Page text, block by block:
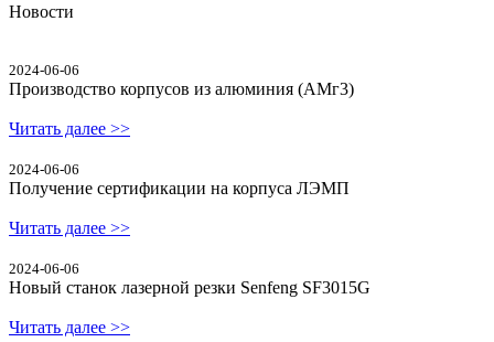
Новости
2024-06-06
Производство корпусов из алюминия (АМг3)
Читать далее >>
2024-06-06
Получение сертификации на корпуса ЛЭМП
Читать далее >>
2024-06-06
Новый станок лазерной резки Senfeng SF3015G
Читать далее >>